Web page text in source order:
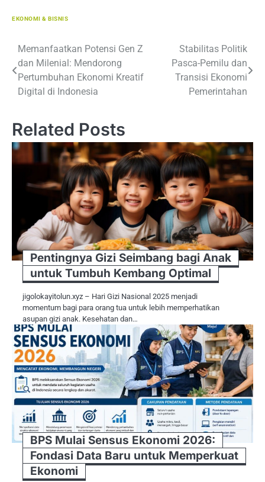
EKONOMI & BISNIS
Navigasi
pos
Memanfaatkan Potensi Gen Z
dan Milenial: Mendorong
Pertumbuhan Ekonomi Kreatif
Digital di Indonesia
Stabilitas Politik
Pasca-Pemilu dan
Transisi Ekonomi
Pemerintahan
Related Posts
Pentingnya Gizi Seimbang bagi Anak
untuk Tumbuh Kembang Optimal
jigolokayitolun.xyz – Hari Gizi Nasional 2025 menjadi
momentum bagi para orang tua untuk lebih memperhatikan
asupan gizi anak. Kesehatan dan…
BPS Mulai Sensus Ekonomi 2026:
Fondasi Data Baru untuk Memperkuat
Ekonomi